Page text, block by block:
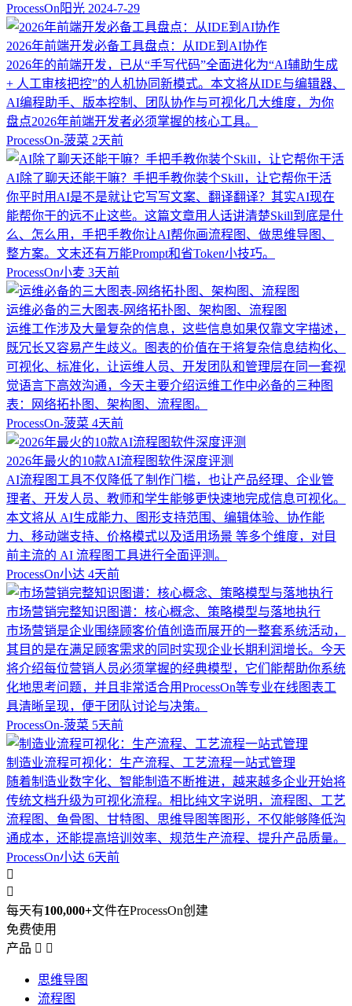
ProcessOn阳光 2024-7-29
2026年前端开发必备工具盘点：从IDE到AI协作
2026年的前端开发，已从“手写代码”全面进化为“AI辅助生成
+ 人工审核把控”的人机协同新模式。本文将从IDE与编辑器、
AI编程助手、版本控制、团队协作与可视化几大维度，为你
盘点2026年前端开发者必须掌握的核心工具。
ProcessOn-菠菜 2天前
AI除了聊天还能干嘛？手把手教你装个Skill，让它帮你干活
你平时用AI是不是就让它写写文案、翻译翻译？其实AI现在
能帮你干的远不止这些。这篇文章用人话讲清楚Skill到底是什
么、怎么用，手把手教你让AI帮你画流程图、做思维导图、
整方案。文末还有万能Prompt和省Token小技巧。
ProcessOn小麦 3天前
运维必备的三大图表-网络拓扑图、架构图、流程图
运维工作涉及大量复杂的信息，这些信息如果仅靠文字描述，
既冗长又容易产生歧义。图表的价值在于将复杂信息结构化、
可视化、标准化，让运维人员、开发团队和管理层在同一套视
觉语言下高效沟通，今天主要介绍运维工作中必备的三种图
表：网络拓扑图、架构图、流程图。
ProcessOn-菠菜 4天前
2026年最火的10款AI流程图软件深度评测
AI流程图工具不仅降低了制作门槛，也让产品经理、企业管
理者、开发人员、教师和学生能够更快速地完成信息可视化。
本文将从 AI生成能力、图形支持范围、编辑体验、协作能
力、移动端支持、价格模式以及适用场景 等多个维度，对目
前主流的 AI 流程图工具进行全面评测。
ProcessOn小达 4天前
市场营销完整知识图谱：核心概念、策略模型与落地执行
市场营销是企业围绕顾客价值创造而展开的一整套系统活动，
其目的是在满足顾客需求的同时实现企业长期利润增长。今天
将介绍每位营销人员必须掌握的经典模型，它们能帮助你系统
化地思考问题，并且非常适合用ProcessOn等专业在线图表工
具清晰呈现，便于团队讨论与决策。
ProcessOn-菠菜 5天前
制造业流程可视化：生产流程、工艺流程一站式管理
随着制造业数字化、智能制造不断推进，越来越多企业开始将
传统文档升级为可视化流程。相比纯文字说明，流程图、工艺
流程图、鱼骨图、甘特图、思维导图等图形，不仅能够降低沟
通成本，还能提高培训效率、规范生产流程、提升产品质量。
ProcessOn小达 6天前


每天有100,000+文件在ProcessOn创建
免费使用
产品  
思维导图
流程图